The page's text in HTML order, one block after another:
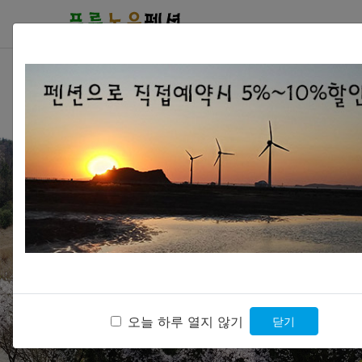
오늘 하루 열지 않기 닫기